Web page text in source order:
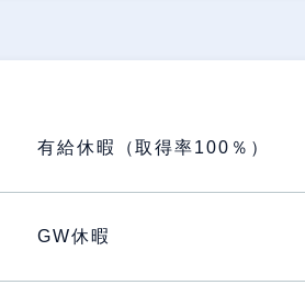
有給休暇（取得率100％）
GW休暇